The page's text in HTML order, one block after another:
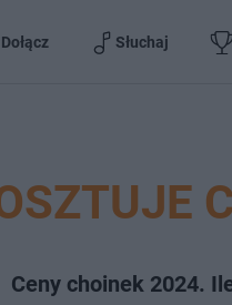
Dołącz Słuchaj
Ceny choinek 2024.